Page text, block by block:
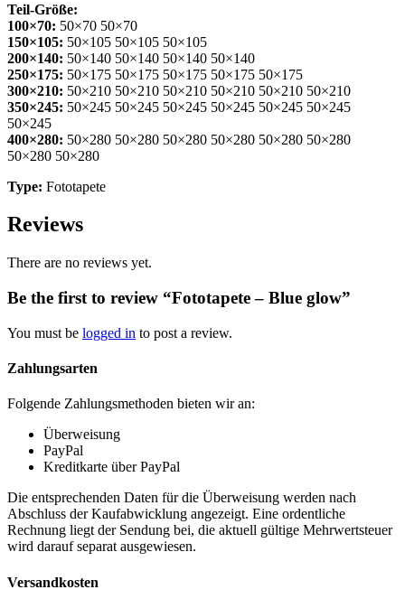
Teil-Größe:
100×70: 50×70 50×70
150×105: 50×105 50×105 50×105
200×140: 50×140 50×140 50×140 50×140
250×175: 50×175 50×175 50×175 50×175 50×175
300×210: 50×210 50×210 50×210 50×210 50×210 50×210
350×245: 50×245 50×245 50×245 50×245 50×245 50×245
50×245
400×280: 50×280 50×280 50×280 50×280 50×280 50×280
50×280 50×280
Type: Fototapete
Reviews
There are no reviews yet.
Be the first to review “Fototapete – Blue glow”
You must be logged in to post a review.
Zahlungsarten
Folgende Zahlungsmethoden bieten wir an:
Überweisung
PayPal
Kreditkarte über PayPal
Die entsprechenden Daten für die Überweisung werden nach
Abschluss der Kaufabwicklung angezeigt. Eine ordentliche
Rechnung liegt der Sendung bei, die aktuell gültige Mehrwertsteuer
wird darauf separat ausgewiesen.
Versandkosten